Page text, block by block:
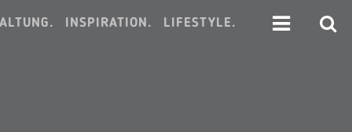
INSPIRATION. LIFESTYLE.